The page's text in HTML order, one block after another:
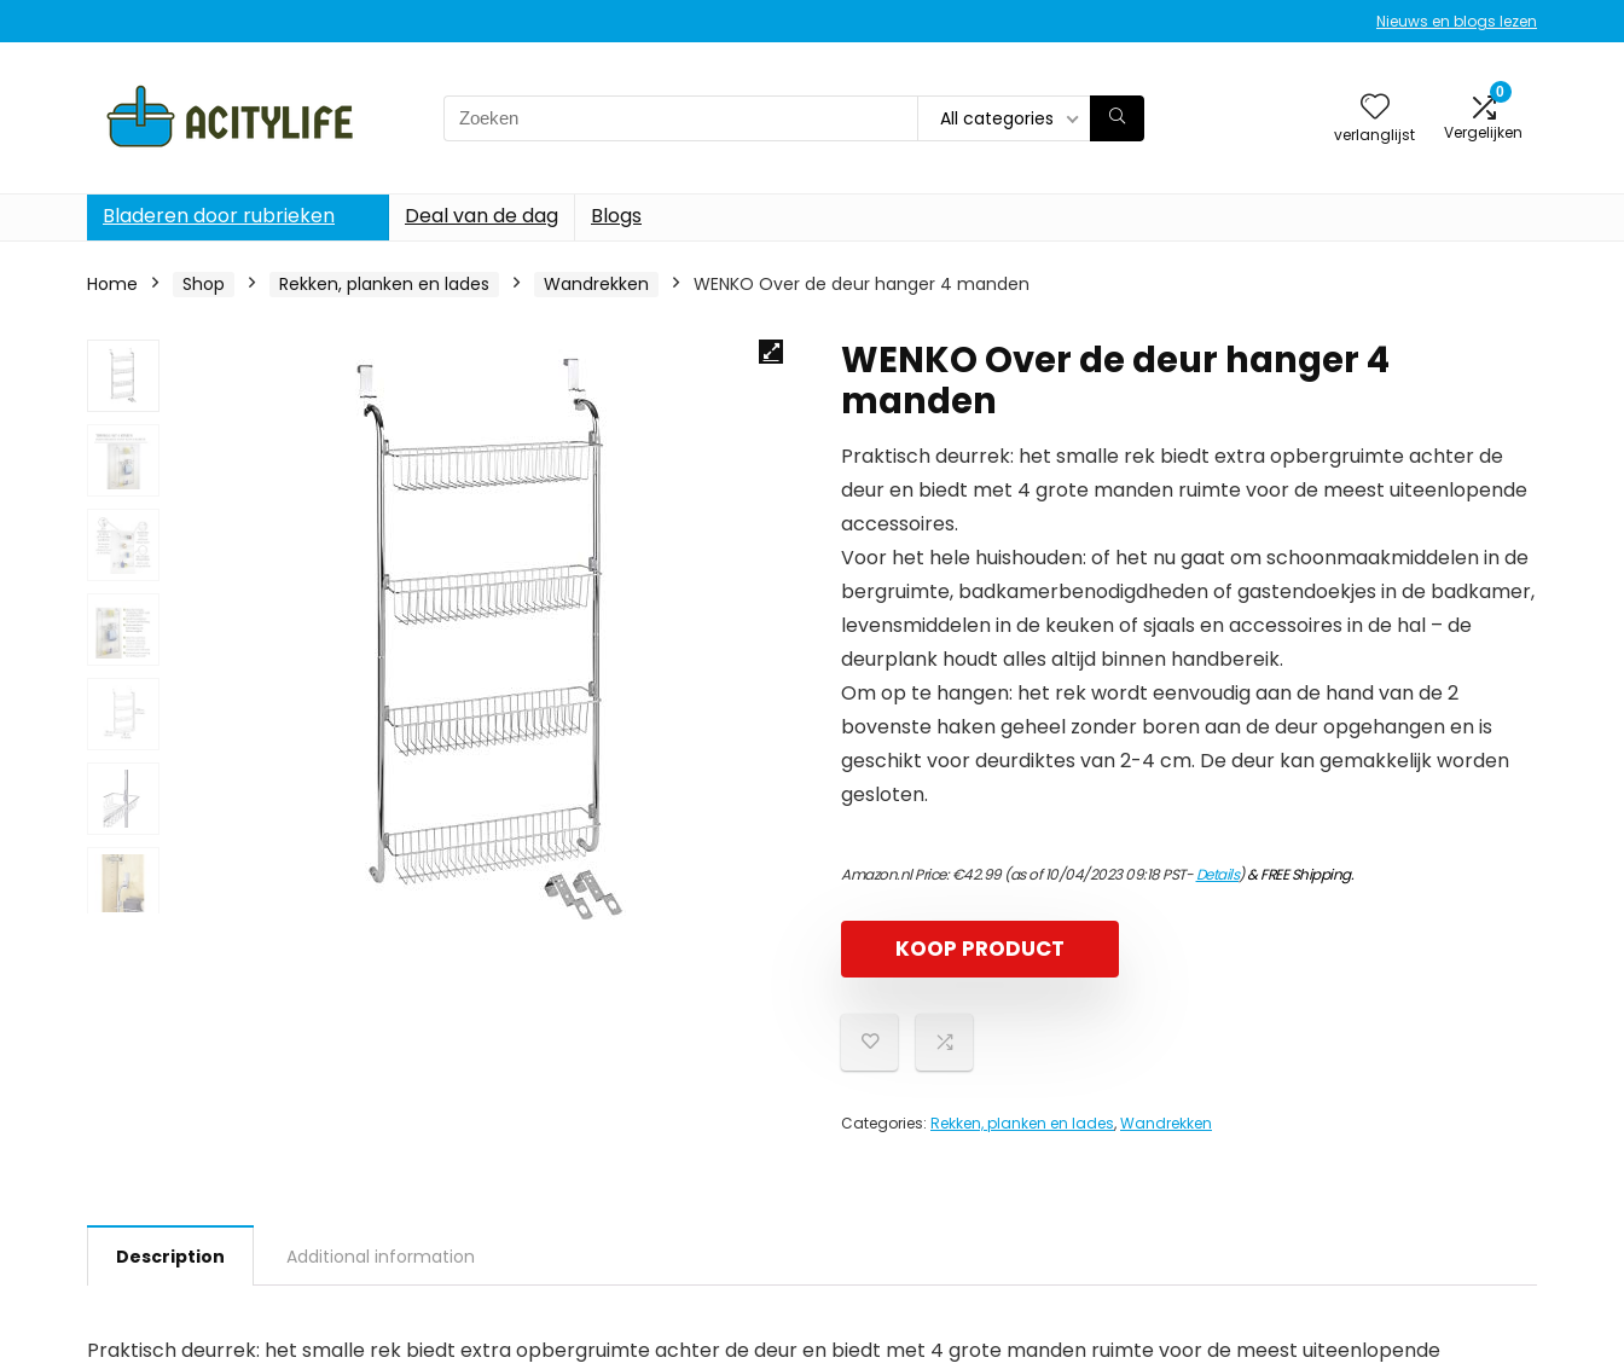
Nieuws en blogs lezen
Search
for:
All categories
verlanglijst
0
Vergelijken
Bladeren door rubrieken Deal van de dag Blogs
Home Shop Rekken, planken en lades Wandrekken WENKO Over de deur hanger 4 manden
WENKO Over de deur hanger 4
manden
Praktisch deurrek: het smalle rek biedt extra opbergruimte achter de
deur en biedt met 4 grote manden ruimte voor de meest uiteenlopende
accessoires.
Voor het hele huishouden: of het nu gaat om schoonmaakmiddelen in de
bergruimte, badkamerbenodigdheden of gastendoekjes in de badkamer,
levensmiddelen in de keuken of sjaals en accessoires in de hal – de
deurplank houdt alles altijd binnen handbereik.
Om op te hangen: het rek wordt eenvoudig aan de hand van de 2
bovenste haken geheel zonder boren aan de deur opgehangen en is
geschikt voor deurdiktes van 2-4 cm. De deur kan gemakkelijk worden
gesloten.
Amazon.nl Price:€42.99(as of 10/04/2023 09:18 PST-Details)&FREE Shipping.
KOOP PRODUCT
Categories: Rekken, planken en lades,Wandrekken
Description Additional information
Praktisch deurrek: het smalle rek biedt extra opbergruimte achter de deur en biedt met 4 grote manden ruimte voor de meest uiteenlopende